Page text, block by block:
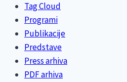
Tag Cloud
Programi
Publikacije
Predstave
Press arhiva
PDF arhiva